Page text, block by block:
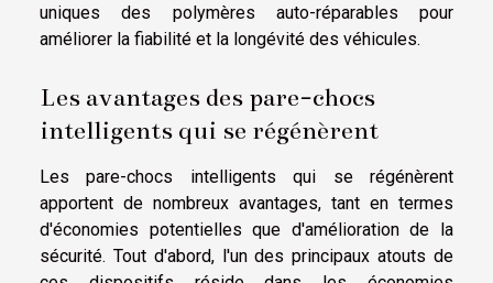
uniques des polymères auto-réparables pour
améliorer la fiabilité et la longévité des véhicules.
Les avantages des pare-chocs
intelligents qui se régénèrent
Les pare-chocs intelligents qui se régénèrent
apportent de nombreux avantages, tant en termes
d'économies potentielles que d'amélioration de la
sécurité. Tout d'abord, l'un des principaux atouts de